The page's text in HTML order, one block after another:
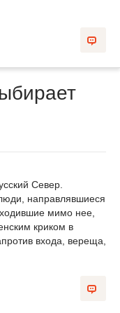
Север.
направлявшиеся
мимо нее,
криком в
входа, вереща,